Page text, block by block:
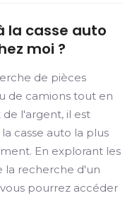
la casse auto
moi ?
de pièces
de camions tout en
l'argent, il est
casse auto la plus
En explorant les
la recherche d'un
pourrez accéder